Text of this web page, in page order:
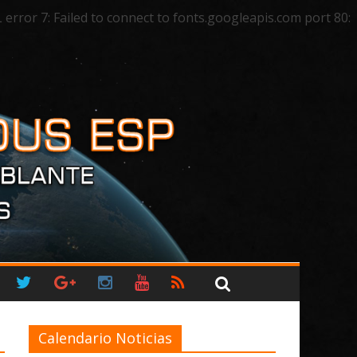
7: Failed to connect to fonts.googleapis.com port 80:
Calendario Noticias